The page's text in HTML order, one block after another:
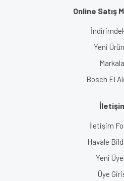
Online Satış
Yeni
Bosch El
İletişim
Havale
Yeni
Üye